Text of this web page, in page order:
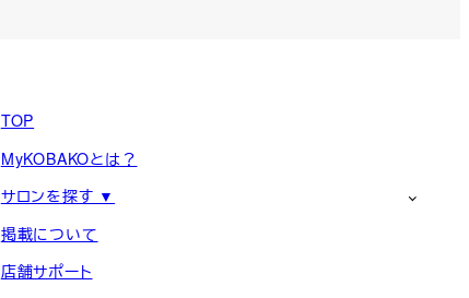
TOP
MyKOBAKOとは？
サロンを探す ▼
掲載について
店舗サポート